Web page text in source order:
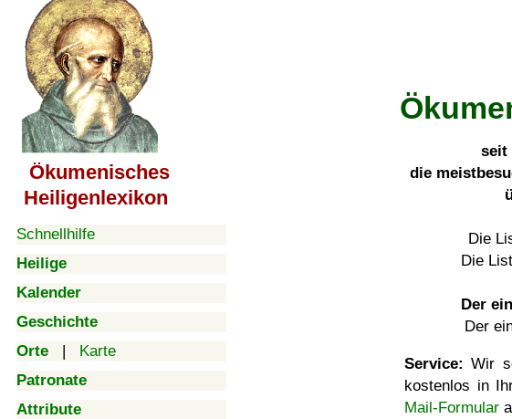
Ökumenisches
Heiligenlexikon
Schnellhilfe
Heilige
Kalender
Geschichte
Orte | Karte
Patronate
Attribute
seit
die
Die
Die
Der
Der
Service: Wir
kostenlos in
Mail-Formular